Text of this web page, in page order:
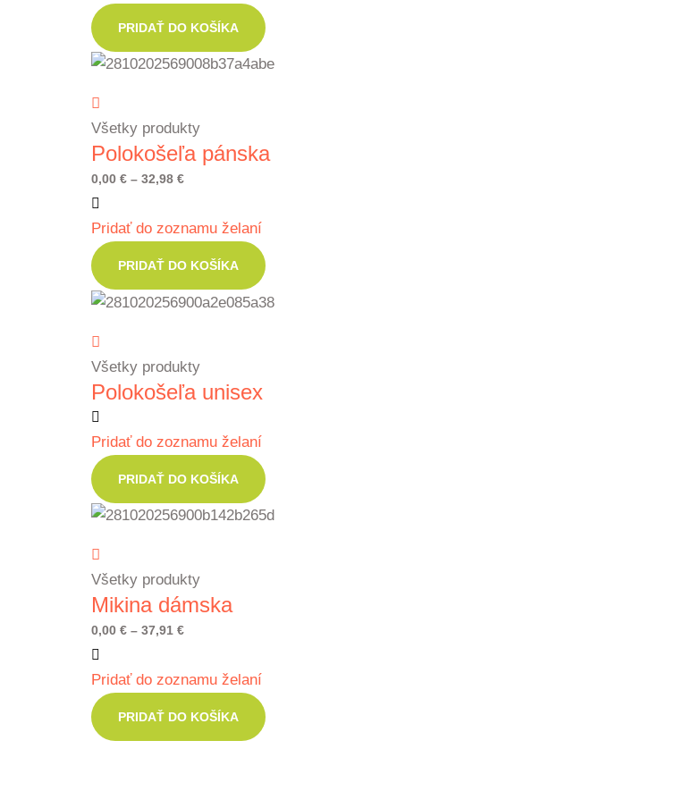
PRIDAŤ DO KOŠÍKA
Všetky produkty
Polokošeľa pánska
0,00 € – 32,98 €Price
0,00 €
Pridať do zoznamu želaní
PRIDAŤ DO KOŠÍKA
Všetky produkty
Polokošeľa unisex
Pridať do zoznamu želaní
PRIDAŤ DO KOŠÍKA
Všetky produkty
Mikina dámska
0,00 € – 37,91 €Price
0,00 €
Pridať do zoznamu želaní
PRIDAŤ DO KOŠÍKA